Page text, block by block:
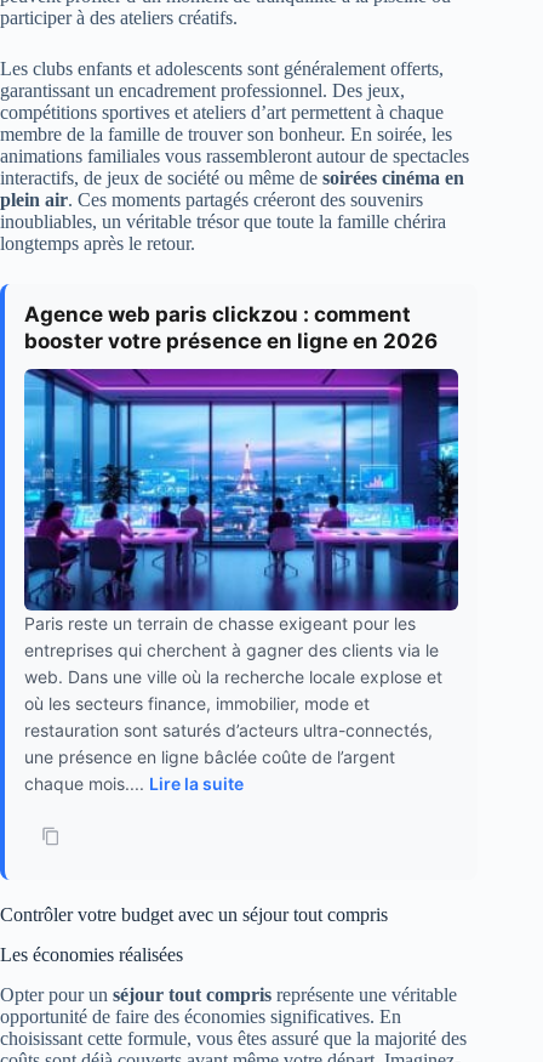
participer à des ateliers créatifs.
Les clubs enfants et adolescents sont généralement offerts,
garantissant un encadrement professionnel. Des jeux,
compétitions sportives et ateliers d’art permettent à chaque
membre de la famille de trouver son bonheur. En soirée, les
animations familiales vous rassembleront autour de spectacles
interactifs, de jeux de société ou même de soirées cinéma en
plein air. Ces moments partagés créeront des souvenirs
inoubliables, un véritable trésor que toute la famille chérira
longtemps après le retour.
Agence web paris clickzou : comment
booster votre présence en ligne en 2026
Paris reste un terrain de chasse exigeant pour les
entreprises qui cherchent à gagner des clients via le
web. Dans une ville où la recherche locale explose et
où les secteurs finance, immobilier, mode et
restauration sont saturés d’acteurs ultra-connectés,
une présence en ligne bâclée coûte de l’argent
chaque mois.... Lire la suite
Contrôler votre budget avec un séjour tout compris
Les économies réalisées
Opter pour un séjour tout compris représente une véritable
opportunité de faire des économies significatives. En
choisissant cette formule, vous êtes assuré que la majorité des